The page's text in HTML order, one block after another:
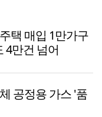
택 매입 1만가구
4만건 넘어
공정용 가스 '품